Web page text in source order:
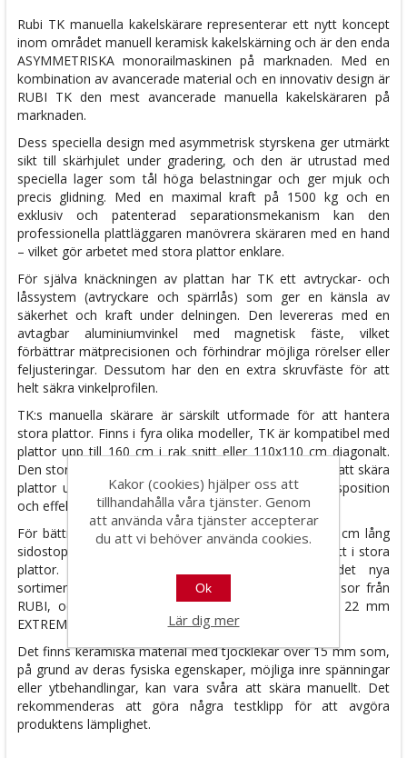
Rubi TK manuella kakelskärare representerar ett nytt koncept
inom området manuell keramisk kakelskärning och är den enda
ASYMMETRISKA monorailmaskinen på marknaden. Med en
kombination av avancerade material och en innovativ design är
RUBI TK den mest avancerade manuella kakelskäraren på
marknaden.
Dess speciella design med asymmetrisk styrskena ger utmärkt
sikt till skärhjulet under gradering, och den är utrustad med
speciella lager som tål höga belastningar och ger mjuk och
precis glidning. Med en maximal kraft på 1500 kg och en
exklusiv och patenterad separationsmekanism kan den
professionella plattläggaren manövrera skäraren med en hand
– vilket gör arbetet med stora plattor enklare.
För själva knäckningen av plattan har TK ett avtryckar- och
låssystem (avtryckare och spärrlås) som ger en känsla av
säkerhet och kraft under delningen. Den levereras med en
avtagbar aluminiumvinkel med magnetisk fäste, vilket
förbättrar mätprecisionen och förhindrar möjliga rörelser eller
feljusteringar. Dessutom har den en extra skruvfäste för att
helt säkra vinkelprofilen.
TK:s manuella skärare är särskilt utformade för att hantera
stora plattor. Finns i fyra olika modeller, TK är kompatibel med
plattor upp till 160 cm i rak snitt eller 110x110 cm diagonalt.
Den stora skärkapaciteten och kraften gör det möjligt att skära
plattor upp till 21 mm* tjocka, med justerbar arbetsposition
och effekt anpassad efter materialets tjocklek.
För bättre användbarhet är TK utrustad med en 30 cm lång
sidostopp som ger en stor stödyta för upprepade snitt i stora
plattor. TK-skärarna är kompatibla med hela det nya
sortimentet av PLUS SLS (Secure Lock System) trissor från
RUBI, och levereras med ett Ø 8 mm och ett Ø 22 mm
EXTREME skärhjul.
Det finns keramiska material med tjocklekar över 15 mm som,
på grund av deras fysiska egenskaper, möjliga inre spänningar
eller ytbehandlingar, kan vara svåra att skära manuellt. Det
rekommenderas att göra några testklipp för att avgöra
produktens lämplighet.
Kakor (cookies) hjälper oss att
tillhandahålla våra tjänster. Genom
att använda våra tjänster accepterar
du att vi behöver använda cookies.
Ok
Lär dig mer